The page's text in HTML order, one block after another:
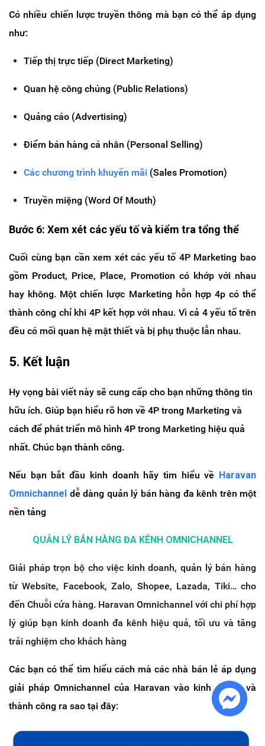
Có nhiều chiến lược truyền thông mà bạn có thể áp dụng
như:
Tiếp thị trực tiếp (Direct Marketing)
Quan hệ công chúng (Public Relations)
Quảng cáo (Advertising)
Điểm bán hàng cá nhân (Personal Selling)
Các chương trình khuyến mãi (Sales Promotion)
Truyền miệng (Word Of Mouth)
Bước 6: Xem xét các yếu tố và kiểm tra tổng thể
Cuối cùng bạn cần xem xét các yếu tố 4P Marketing bao
gồm Product, Price, Place, Promotion có khớp với nhau
hay không. Một chiến lược Marketing hỗn hợp 4p có thể
thành công chỉ khi 4P kết hợp với nhau. Vì cả 4 yếu tố trên
đều có mối quan hệ mật thiết và bị phụ thuộc lẫn nhau.
5. Kết luận
Hy vọng bài viết này sẽ cung cấp cho bạn những thông tin
hữu ích. Giúp bạn hiểu rõ hơn về 4P trong Marketing và
cách để phát triển mô hình 4P trong Marketing hiệu quả
nhất. Chúc bạn thành công.
Nếu bạn bắt đầu kinh doanh hãy tìm hiểu về
Haravan
Omnichannel dễ dàng quản lý bán hàng đa kênh trên một
nền tảng
QUẢN LÝ BÁN HÀNG ĐA KÊNH OMNICHANNEL
Giải pháp trọn bộ cho việc kinh doanh, quản lý bán hàng
từ Website, Facebook, Zalo, Shopee, Lazada, Tiki… cho
đến Chuỗi cửa hàng. Haravan Omnichannel với chi phí hợp
lý giúp bạn kinh doanh đa kênh hiệu quả, tối ưu và tăng
trải nghiệm cho khách hàng
Các bạn có thể tìm hiểu cách mà các nhà bán lẻ áp dụng
giải pháp Omnichannel của Haravan vào kinh doanh và
thành công ra sao tại đây: